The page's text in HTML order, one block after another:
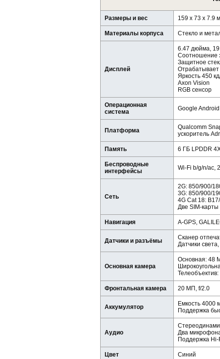
Размеры и вес 159 x 73 x 7.9
Материалы корпуса Стекло и
Дисплей
6.47 дюйма,
Соотношение
Защитное
Отрабатывает
Яркость 450
Axon Vision
RGB сенсор
Операционная
система
Google
Платформа
Qualcomm
ускоритель
Память 6 ГБ LPDDR
Беспроводные
интерфейсы
Wi-Fi b/g/n/ac,
Сеть
2G: 850/900/
3G: 850/900/
4G Cat 18:
Две SIM-
Навигация A-GPS,
Датчики и разъёмы
Сканер
Датчики
Основная камера
Основная: 48
Фронтальная камера 20 МП, f/2.0
Аккумулятор
Емкость 4000
Поддержка
Аудио
Два
Поддержка Hi-
Цвет Синий